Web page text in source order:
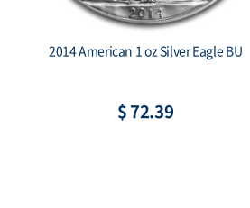
2019 South Korea 1 oz Silver Taekwondo
$ 266.00